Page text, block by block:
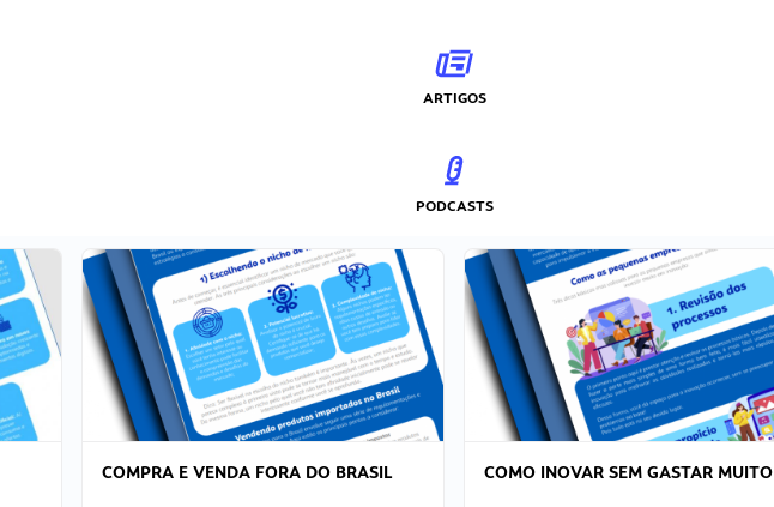
ARTIGOS
PODCASTS
COMPRA E VENDA FORA DO BRASIL COMO INOVAR SEM GASTAR MUITO